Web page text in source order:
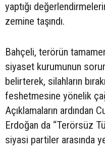
yaptığı
zemine taşındı.
Bahçeli, terörün
siyaset kurumunun
belirterek, silahların
feshetmesine yönelik
Açıklamaların ardından
Erdoğan da “Terörsüz
siyasi partiler arasında